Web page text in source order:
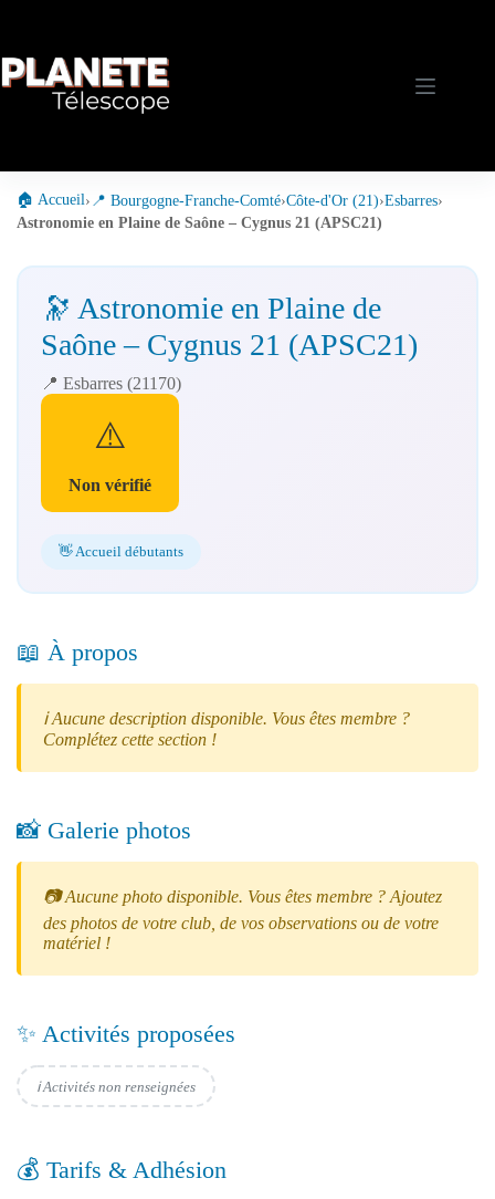
🏠 Accueil› 📍 Bourgogne-Franche-Comté›Côte-d'Or (21)›Esbarres›
Astronomie en Plaine de Saône – Cygnus 21 (APSC21)
🔭 Astronomie en Plaine de
Saône – Cygnus 21 (APSC21)
📍 Esbarres (21170)
⚠️
Non vérifié
👋 Accueil débutants
📖 À propos
ℹ️ Aucune description disponible. Vous êtes membre ?
Complétez cette section !
📸 Galerie photos
📷 Aucune photo disponible. Vous êtes membre ? Ajoutez
des photos de votre club, de vos observations ou de votre
matériel !
✨ Activités proposées
ℹ️ Activités non renseignées
💰 Tarifs & Adhésion